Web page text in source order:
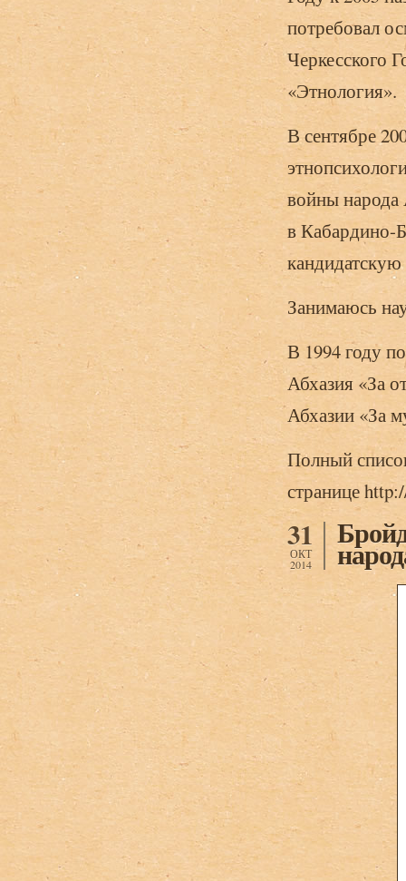
потребовал
Черкесского
«Этнология».
В сентябре
войны народа
в Кабардино-
Занимаюсь
В 1994 году
Абхазия «За
Абхазии «За
Полный
странице
31
ОКТ
2014